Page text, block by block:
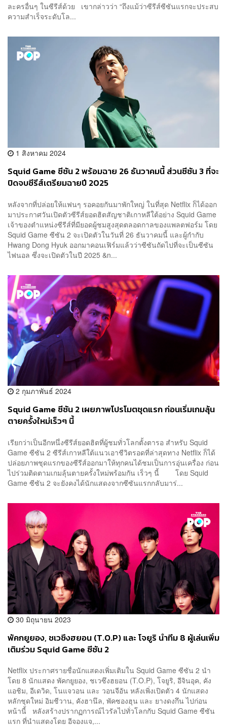
ละครอื่นๆ ในซีรีส์ด้วย เขากล่าวว่า “ถึงแม้ว่าซีรีส์ซีซันแรกจะประสบ
ความสำเร็จระดับโล...
1 สิงหาคม 2024
Squid Game ซีซัน 2 พร้อมฉาย 26 ธันวาคมนี้ ส่วนซีซัน 3 ที่จะ
ปิดจบซีรีส์เตรียมฉายปี 2025
หลังจากที่ปล่อยให้แฟนๆ รอคอยกันมาพักใหญ่ ในที่สุด Netflix ก็ได้ออก
มาประกาศวันเปิดตัวซีรีส์ยอดฮิตสัญชาติเกาหลีใต้อย่าง Squid Game
เจ้าของตำแหน่งซีรีส์ที่มียอดผู้ชมสูงสุดตลอดกาลของแพลตฟอร์ม โดย
Squid Game ซีซัน 2 จะเปิดตัวในวันที่ 26 ธันวาคมนี้ และผู้กำกับ
Hwang Dong Hyuk ออกมาคอนเฟิร์มแล้วว่าซีซันถัดไปที่จะเป็นซีซัน
ไฟนอล ซึ่งจะเปิดตัวในปี 2025 &n...
2 กุมภาพันธ์ 2024
Squid Game ซีซัน 2 เผยภาพโปรโมตชุดแรก ก่อนเริ่มเกมลุ้น
ตายครั้งใหม่เร็วๆ นี้
เรียกว่าเป็นอีกหนึ่งซีรีส์ยอดฮิตที่ผู้ชมทั่วโลกตั้งตารอ สำหรับ Squid
Game ซีซัน 2 ซีรีส์เกาหลีใต้แนวเอาชีวิตรอดที่ล่าสุดทาง Netflix ก็ได้
ปล่อยภาพชุดแรกของซีรีส์ออกมาให้ทุกคนได้ชมเป็นการอุ่นเครื่อง ก่อน
ไปร่วมติดตามเกมลุ้นตายครั้งใหม่พร้อมกัน เร็วๆ นี้ โดย Squid
Game ซีซัน 2 จะยังคงได้นักแสดงจากซีซันแรกกลับมาร่...
30 มิถุนายน 2023
พัคกยูยอง, ชเวซึงฮยอน (T.O.P) และ โจยูริ นำทีม 8 ผู้เล่นเพิ่ม
เติมร่วม Squid Game ซีซัน 2
Netflix ประกาศรายชื่อนักแสดงเพิ่มเติมใน Squid Game ซีซัน 2 นำ
โดย 8 นักแสดง พัคกยูยอง, ชเวซึงฮยอน (T.O.P), โจยูริ, อีจินอุค, คัง
แอชิม, อีเดวิด, โนแจวอน และ วอนจีอัน หลังเพิ่งเปิดตัว 4 นักแสดง
หลักชุดใหม่ อิมชีวาน, คังฮานึล, พัคซองฮุน และ ยางดงกึน ไปก่อน
หน้านี้ หลังสร้างปรากฏการณ์ไวรัลไปทั่วโลกกับ Squid Game ซีซัน
แรก ที่นำแสดงโดย อีจองแจ,...